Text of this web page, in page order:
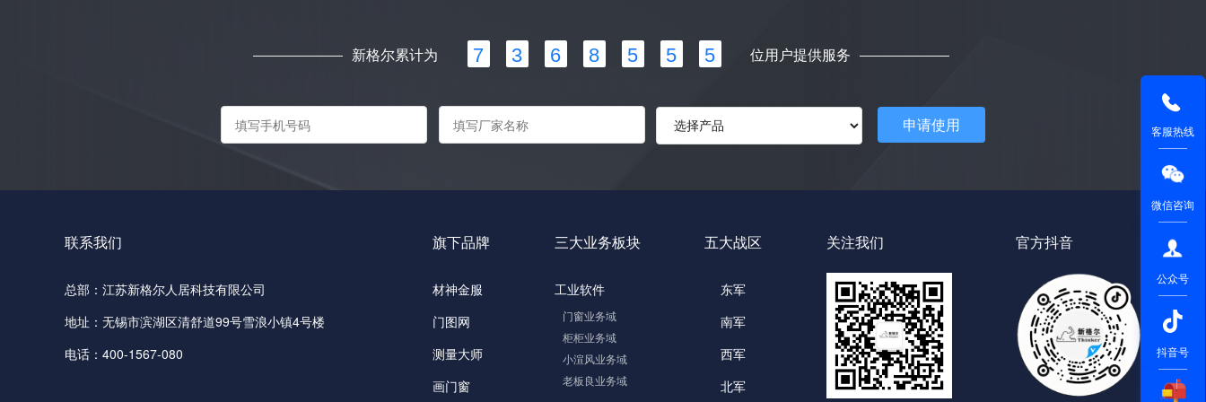
新格尔累计为 7 3 6 8 5 5 5 位用户提供服务
申请使用
联系我们
总部：江苏新格尔人居科技有限公司
地址：无锡市滨湖区清舒道99号雪浪小镇4号楼
电话：400-1567-080
旗下品牌
材神金服
门图网
测量大师
画门窗
三大业务板块
工业软件
门窗业务域
柜柜业务域
小渲风业务域
老板良业务域
五大战区
东军
南军
西军
北军
关注我们 官方抖音
客服热线
微信咨询
公众号
抖音号